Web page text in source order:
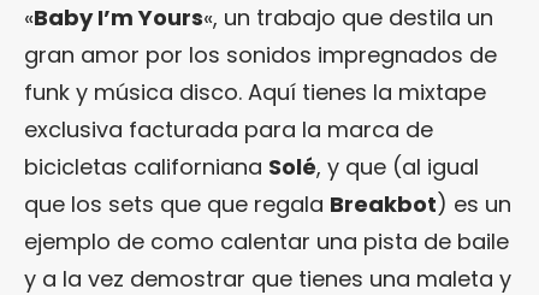
«Baby I’m Yours«, un trabajo que destila un
gran amor por los sonidos impregnados de
funk y música disco. Aquí tienes la mixtape
exclusiva facturada para la marca de
bicicletas californiana Solé, y que (al igual
que los sets que que regala Breakbot) es un
ejemplo de como calentar una pista de baile
y a la vez demostrar que tienes una maleta y